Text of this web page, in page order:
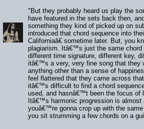
"But they probably heard us play the
have featured in the sets back then,
something they kind of picked up on
introduced that chord sequence into
Californiaâ€ sometime later. But, you
plagiarism. Itâ€™s just the same
different time signature, different key,
itâ€™s a very, very fine song that they
anything other than a sense of
feel flattered that they came across
itâ€™s difficult to find a chord
used, and hasnâ€™t been the focus of
Itâ€™s harmonic progression is
youâ€™re gonna crop up with the
you sit strumming a few chords on a